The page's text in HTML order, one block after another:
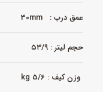
عمق درب : 30mm
حجم لیتر : ۵۳/۹
وزن کیف : 5/6 kg
باکس